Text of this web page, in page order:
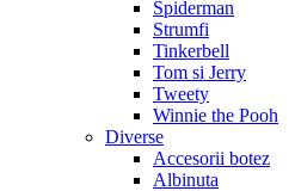
Spiderman
Strumfi
Tinkerbell
Tom si Jerry
Tweety
Winnie the Pooh
Diverse
Accesorii botez
Albinuta